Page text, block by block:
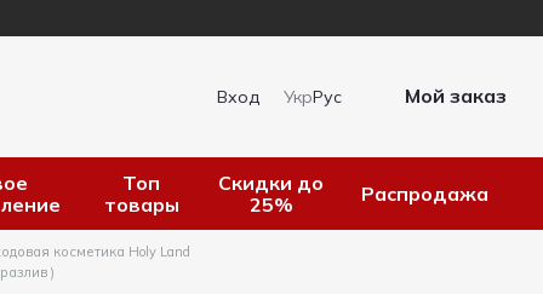
Вход УкрРус Мой заказ
Топ
товары
Скидки до
25%
Распродажа
косметика Holy Land
)